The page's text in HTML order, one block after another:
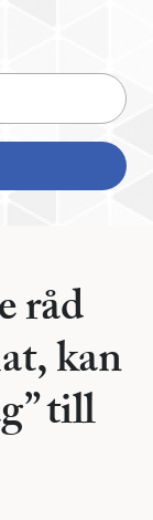
råd
kan
till